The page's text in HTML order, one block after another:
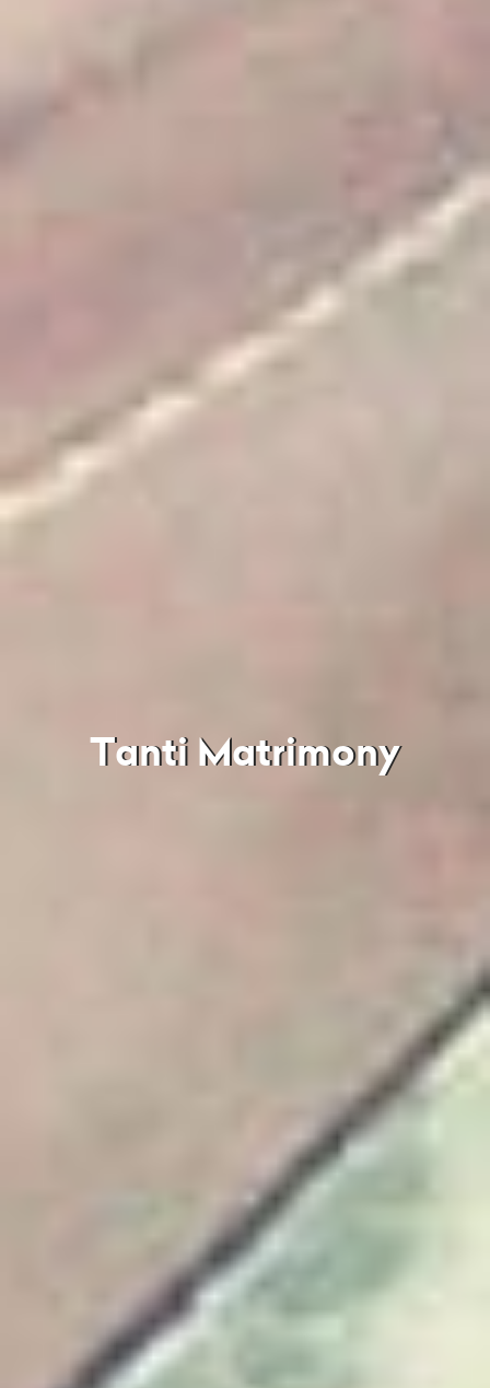
Tanti Matrimony